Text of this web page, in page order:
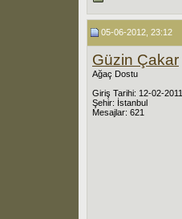
05-06-2012, 23:12
Güzin Çakar
Ağaç Dostu
Giriş Tarihi: 12-02-2011
Şehir: İstanbul
Mesajlar: 621